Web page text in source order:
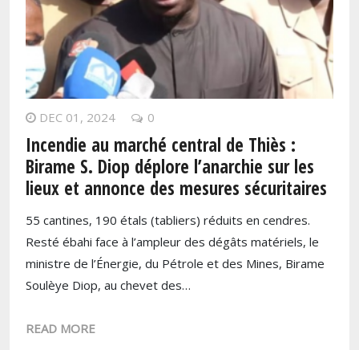
DEC 01, 2024 0
Incendie au marché central de Thiès :
Birame S. Diop déplore l’anarchie sur les
lieux et annonce des mesures sécuritaires
55 cantines, 190 étals (tabliers) réduits en cendres.
Resté ébahi face à l’ampleur des dégâts matériels, le
ministre de l’Énergie, du Pétrole et des Mines, Birame
Soulèye Diop, au chevet des…
READ MORE